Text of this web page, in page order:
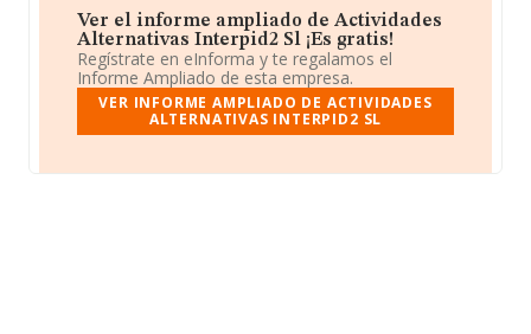
Ver el informe ampliado de Actividades
Alternativas Interpid2 Sl ¡Es gratis!
Regístrate en eInforma y te regalamos el
Informe Ampliado de esta empresa.
VER INFORME AMPLIADO DE ACTIVIDADES
ALTERNATIVAS INTERPID2 SL